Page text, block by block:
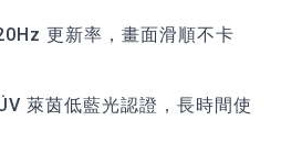
更新率，畫面滑順不卡
萊茵低藍光認證，長時間使